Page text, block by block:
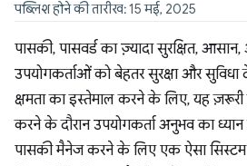
पब्लिश होने की तारीख: 15 मई, 2025
पासकी, पासवर्ड का ज़्यादा सुरक्षित,
उपयोगकर्ताओं को बेहतर सुरक्षा और सुविधा
क्षमता का इस्तेमाल करने के लिए, यह
करने के दौरान उपयोगकर्ता अनुभव का
पासकी मैनेज करने के लिए एक ऐसा सिस्टम